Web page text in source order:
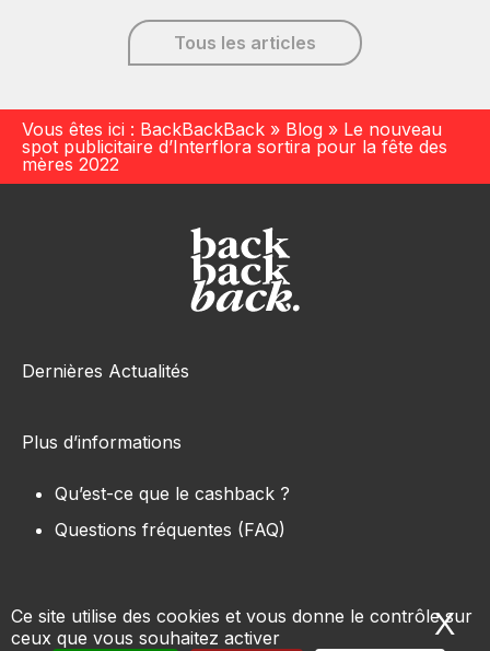
Ce site utilise des cookies et vous donne le contrôle sur
ceux que vous souhaitez activer
X
Tous les articles
Vous êtes ici : BackBackBack » Blog » Le nouveau
spot publicitaire d’Interflora sortira pour la fête des
mères 2022
Dernières Actualités
Plus d’informations
Qu’est-ce que le cashback ?
Questions fréquentes (FAQ)